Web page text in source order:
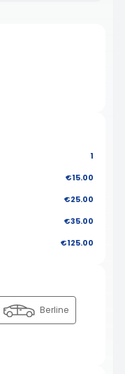
1
€15.00
€25.00
€35.00
€125.00
Berline